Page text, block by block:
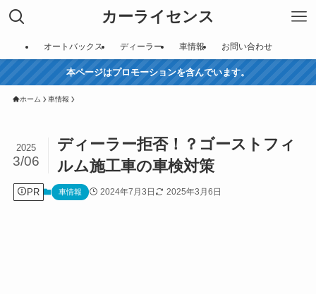
カーライセンス
オートバックス ディーラー 車情報 お問い合わせ
本ページはプロモーションを含んでいます。
ホーム 車情報
ディーラー拒否！？ゴーストフィ
ルム施工車の車検対策
2025
3/06
PR 車情報 2024年7月3日 2025年3月6日